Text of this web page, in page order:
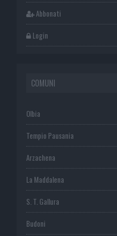
Abbonati
Login
COMUNI
Olbia
Tempio Pausania
Arzachena
La Maddalena
S. T. Gallura
Budoni